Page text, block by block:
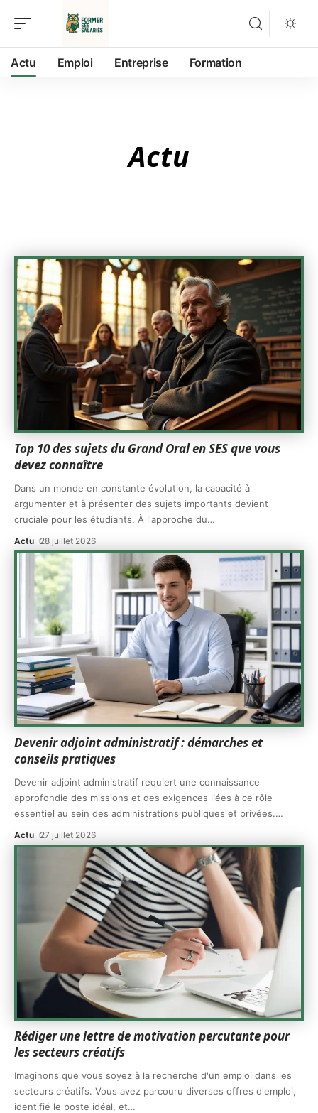
Actu Emploi Entreprise Formation
Actu
Top 10 des sujets du Grand Oral en SES que vous
devez connaître
Dans un monde en constante évolution, la capacité à
argumenter et à présenter des sujets importants devient
cruciale pour les étudiants. À l'approche du…
Actu 28 juillet 2026
Devenir adjoint administratif : démarches et
conseils pratiques
Devenir adjoint administratif requiert une connaissance
approfondie des missions et des exigences liées à ce rôle
essentiel au sein des administrations publiques et privées.…
Actu 27 juillet 2026
Rédiger une lettre de motivation percutante pour
les secteurs créatifs
Imaginons que vous soyez à la recherche d'un emploi dans les
secteurs créatifs. Vous avez parcouru diverses offres d'emploi,
identifié le poste idéal, et…